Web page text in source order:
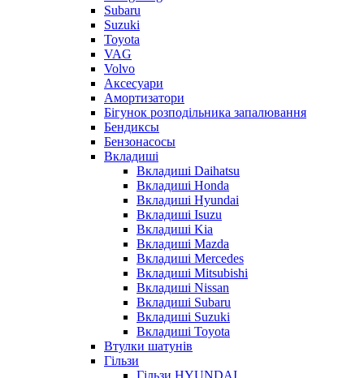
Subaru
Suzuki
Toyota
VAG
Volvo
Аксесуари
Амортизатори
Бігунок розподільника запалювання
Бендиксы
Бензонасосы
Вкладиші
Вкладиші Daihatsu
Вкладиші Honda
Вкладиші Hyundai
Вкладиші Isuzu
Вкладиші Kia
Вкладиші Mazda
Вкладиші Mercedes
Вкладиші Mitsubishi
Вкладиші Nissan
Вкладиші Subaru
Вкладиші Suzuki
Вкладиші Toyota
Втулки шатунів
Гільзи
Гільзи HYUNDAI